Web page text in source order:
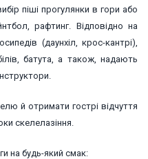
піші прогулянки в гори або
рафтинг. Відповідно на
(даунхіл, крос-кантрі),
батута, а також, надають
й отримати гострі відчуття
скелелазіння.
на будь-який смак: